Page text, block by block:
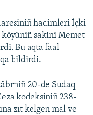
hadimleri İçki
köyüniñ sakini Memet
Bu aqta faal
bildirdi.
20-de Sudaq
kodeksiniñ 238-
zıt kelgen mal ve